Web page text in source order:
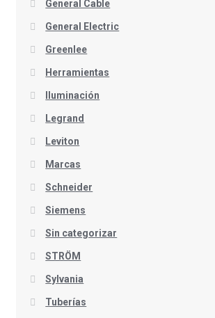
General Cable
General Electric
Greenlee
Herramientas
Iluminación
Legrand
Leviton
Marcas
Schneider
Siemens
Sin categorizar
STRÖM
Sylvania
Tuberías